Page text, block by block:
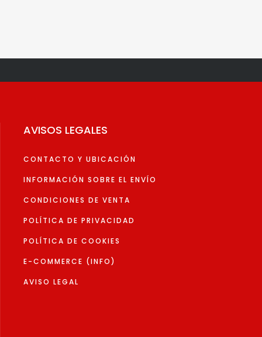
AVISOS LEGALES
CONTACTO Y UBICACIÓN
INFORMACIÓN SOBRE EL ENVÍO
CONDICIONES DE VENTA
POLÍTICA DE PRIVACIDAD
POLÍTICA DE COOKIES
E-COMMERCE (INFO)
AVISO LEGAL